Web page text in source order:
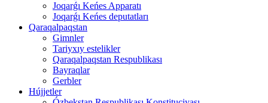
Joqarǵı Keńes Apparatı
Joqarǵı Keńes deputatları
Qaraqalpaqstan
Gimnler
Tariyxıy estelikler
Qaraqalpaqstan Respublikası
Bayraqlar
Gerbler
Hújjetler